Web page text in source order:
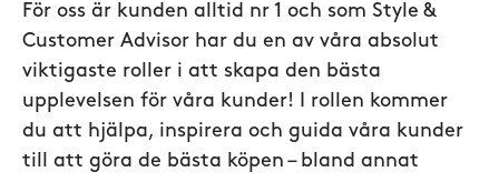
För oss är kunden alltid nr 1 och som Style &
Customer Advisor har du en av våra absolut
viktigaste roller i att skapa den bästa
upplevelsen för våra kunder! I rollen kommer
du att hjälpa, inspirera och guida våra kunder
till att göra de bästa köpen – bland annat